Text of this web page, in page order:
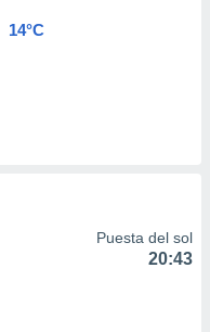
14°C
Puesta del sol
20:43